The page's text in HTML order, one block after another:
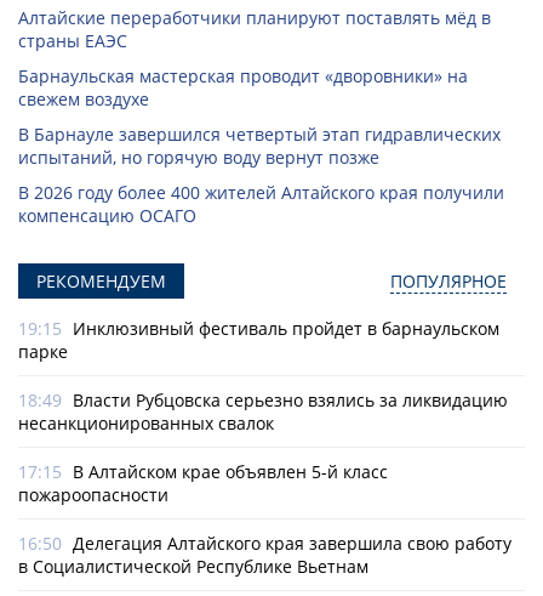
Алтайские переработчики планируют поставлять мёд в
страны ЕАЭС
Барнаульская мастерская проводит «дворовники» на
свежем воздухе
В Барнауле завершился четвертый этап гидравлических
испытаний, но горячую воду вернут позже
В 2026 году более 400 жителей Алтайского края получили
компенсацию ОСАГО
РЕКОМЕНДУЕМ ПОПУЛЯРНОЕ
19:15 Инклюзивный фестиваль пройдет в барнаульском
парке
18:49 Власти Рубцовска серьезно взялись за ликвидацию
несанкционированных свалок
17:15 В Алтайском крае объявлен 5-й класс
пожароопасности
16:50 Делегация Алтайского края завершила свою работу
в Социалистической Республике Вьетнам